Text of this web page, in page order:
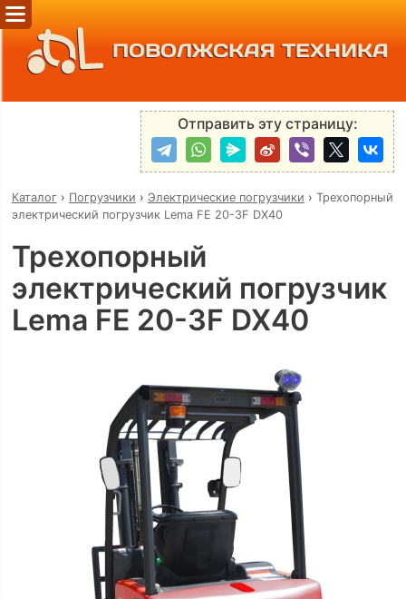
ПОВОЛЖСКАЯ ТЕХНИКА
Отправить эту страницу:
Каталог› Погрузчики › Электрические погрузчики › Трехопорный
электрический погрузчик Lema FE 20-3F DX40
Трехопорный
электрический погрузчик
Lema FE 20-3F DX40